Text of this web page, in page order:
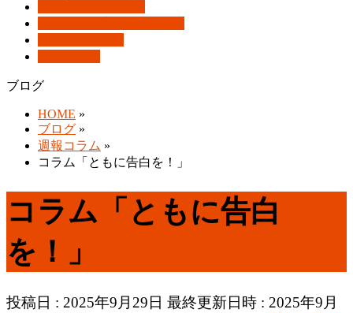
す
ブログ
HOME »
ブログ »
週報コラム »
コラム「ともに告白を！」
コラム「ともに告白
を！」
投稿日 : 2025年9月29日 最終更新日時 : 2025年9月